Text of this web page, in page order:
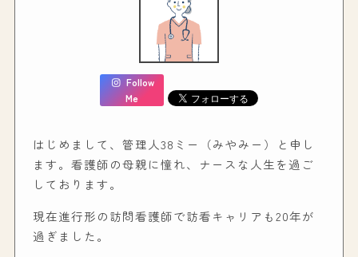
Follow
Me
はじめまして、管理人38ミー（みやみー）と申し
ます。看護師の母親に憧れ、ナースな人生を過ご
しております。
現在進行形の訪問看護師で訪看キャリアも20年が
過ぎました。